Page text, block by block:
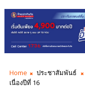
Home ประชาสัมพันธ์
เนื่องปีที่ 16